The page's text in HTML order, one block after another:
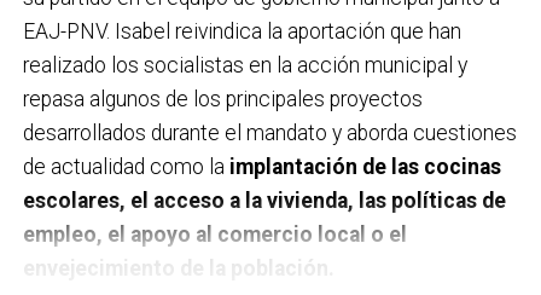
EAJ-PNV. Isabel reivindica la aportación que han
realizado los socialistas en la acción municipal y
repasa algunos de los principales proyectos
desarrollados durante el mandato y aborda cuestiones
de actualidad como la implantación de las cocinas
escolares, el acceso a la vivienda, las políticas de
empleo, el apoyo al comercio local o el
envejecimiento de la población.